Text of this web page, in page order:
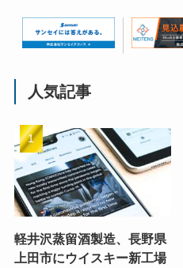
人気記事
軽井沢蒸留酒製造、長野県
上田市にウイスキー新工場